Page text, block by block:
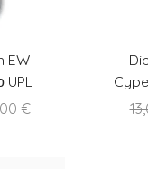
EW
UPL
€Price